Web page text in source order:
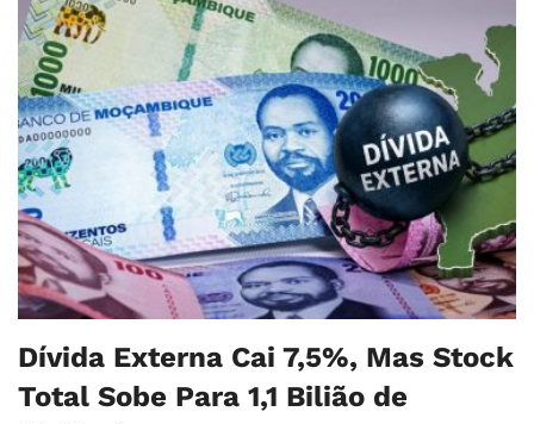
Dívida Externa Cai 7,5%, Mas Stock
Total Sobe Para 1,1 Bilião de